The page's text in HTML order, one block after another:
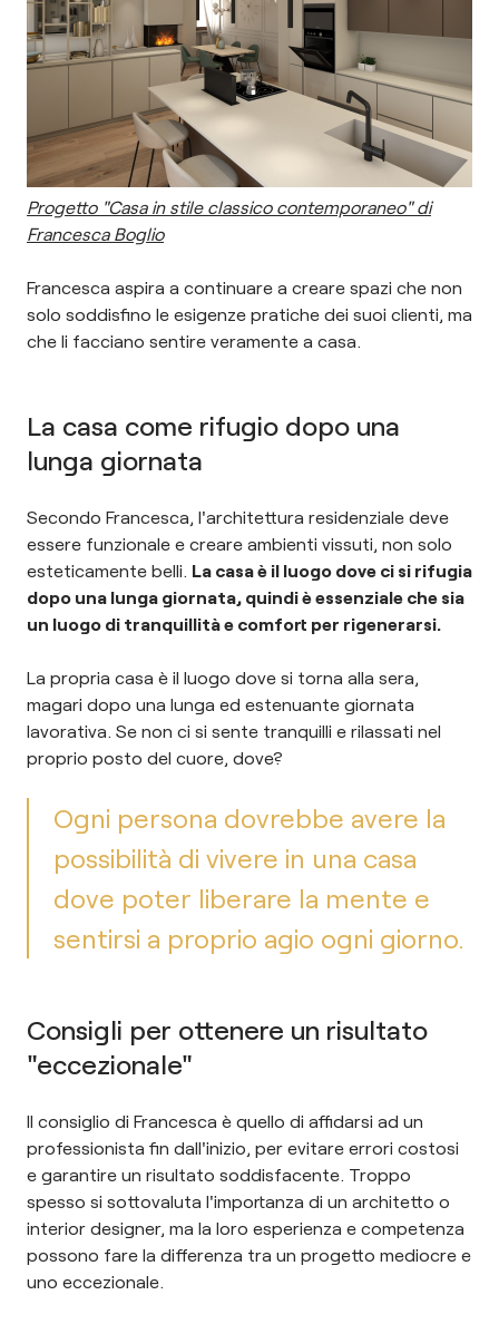
Progetto "Casa in stile classico contemporaneo" di
Francesca Boglio
Francesca aspira a continuare a creare spazi che non
solo soddisfino le esigenze pratiche dei suoi clienti, ma
che li facciano sentire veramente a casa.
La casa come rifugio dopo una
lunga giornata
Secondo Francesca, l'architettura residenziale deve
essere funzionale e creare ambienti vissuti, non solo
esteticamente belli. La casa è il luogo dove ci si rifugia
dopo una lunga giornata, quindi è essenziale che sia
un luogo di tranquillità e comfort per rigenerarsi.
La propria casa è il luogo dove si torna alla sera,
magari dopo una lunga ed estenuante giornata
lavorativa. Se non ci si sente tranquilli e rilassati nel
proprio posto del cuore, dove?
Ogni persona dovrebbe avere la
possibilità di vivere in una casa
dove poter liberare la mente e
sentirsi a proprio agio ogni giorno.
Consigli per ottenere un risultato
"eccezionale"
Il consiglio di Francesca è quello di affidarsi ad un
professionista fin dall'inizio, per evitare errori costosi
e garantire un risultato soddisfacente. Troppo
spesso si sottovaluta l'importanza di un architetto o
interior designer, ma la loro esperienza e competenza
possono fare la differenza tra un progetto mediocre e
uno eccezionale.